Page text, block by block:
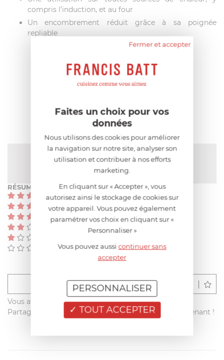
compris l’induction, et au four
Un encombrement réduit grâce à sa poignée
repliable
AIDE AU CHOIX
NOTE MOYENNE
Pas encore de note
RÉSUMÉ
(0)
(0)
(0)
(0)
Déposer un avis
Vous avez acheté ce produit sur francisbatt.com ?
Partagez votre avis avec les autres clients dès maintenant !
Fermer et accepter
Faites un choix pour vos
données
Nous utilisons des cookies pour améliorer
la navigation sur notre site, analyser son
utilisation et contribuer à nos efforts
marketing.
En cliquant sur « Accepter », vous
autorisez ainsi le stockage de cookies sur
votre appareil. Vous pouvez également
paramétrer vos choix en cliquant sur «
Personnaliser »
Vous pouvez aussicontinuer sans
accepter
TOUT ACCEPTER
PERSONNALISER